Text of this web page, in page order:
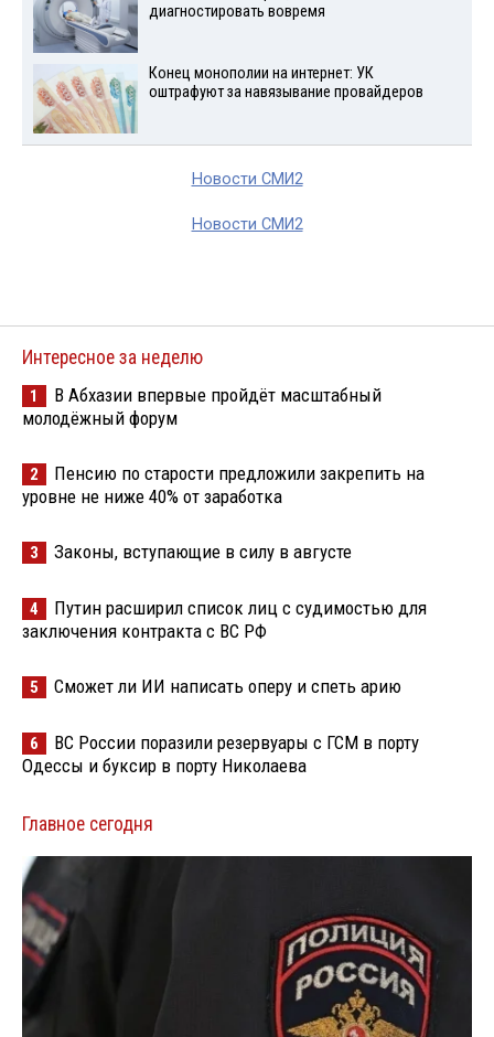
диагностировать вовремя
Конец монополии на интернет: УК
оштрафуют за навязывание провайдеров
Новости СМИ2
Новости СМИ2
Интересное за неделю
1
В Абхазии впервые пройдёт масштабный
молодёжный форум
2
Пенсию по старости предложили закрепить на
уровне не ниже 40% от заработка
3 Законы, вступающие в силу в августе
4
Путин расширил список лиц с судимостью для
заключения контракта с ВС РФ
5 Сможет ли ИИ написать оперу и спеть арию
6
ВС России поразили резервуары с ГСМ в порту
Одессы и буксир в порту Николаева
Главное сегодня